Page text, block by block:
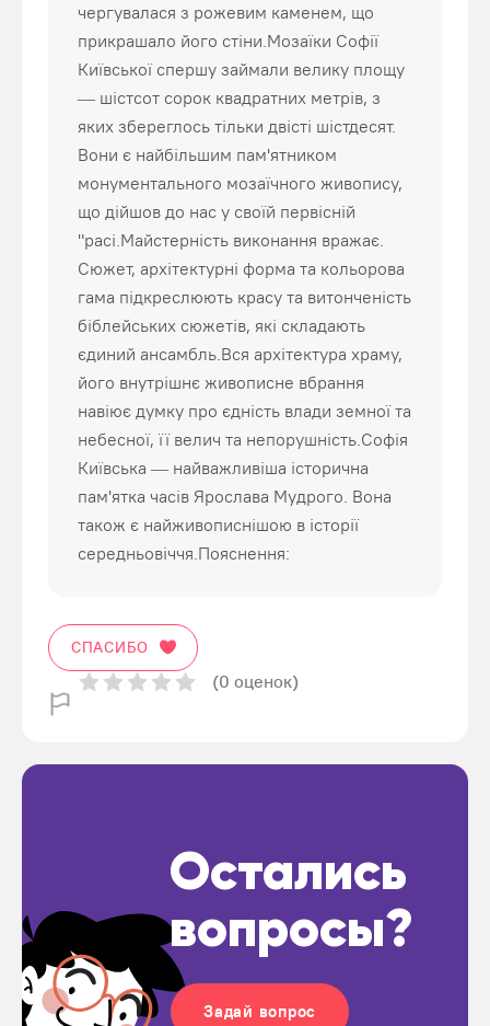
чергувалася з рожевим каменем, що
прикрашало його стіни.Мозаїки Софії
Київської спершу займали велику площу
— шістсот сорок квадратних метрів, з
яких збереглось тільки двісті шістдесят.
Вони є найбільшим пам'ятником
монументального мозаїчного живопису,
що дійшов до нас у своїй первісній
"расі.Майстерність виконання вражає.
Сюжет, архітектурні форма та кольорова
гама підкреслюють красу та витонченість
біблейських сюжетів, які складають
єдиний ансамбль.Вся архітектура храму,
його внутрішнє живописне вбрання
навіює думку про єдність влади земної та
небесної, її велич та непорушність.Софія
Київська — найважливіша історична
пам'ятка часів Ярослава Мудрого. Вона
також є найживописнішою в історії
середньовіччя.Пояснення:
СПАСИБО
(0 оценок)
Остались
вопросы?
Задай вопрос